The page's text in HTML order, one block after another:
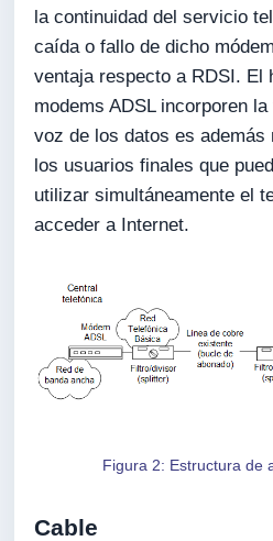
la continuidad del servicio
caída o fallo de dicho
ventaja respecto a RDSI. El
modems ADSL incorporen
voz de los datos es además
los usuarios finales que
utilizar simultáneamente el
acceder a Internet.
Figura 2: Estructura de
Cable